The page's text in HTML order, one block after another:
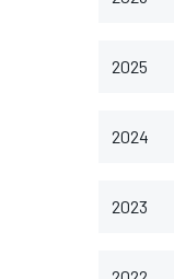
2025
2024
2023